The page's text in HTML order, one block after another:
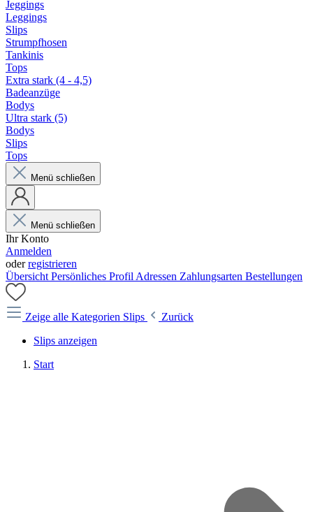
Jeggings
Leggings
Slips
Strumpfhosen
Tankinis
Tops
Extra stark (4 - 4,5)
Badeanzüge
Bodys
Ultra stark (5)
Bodys
Slips
Tops
Menü schließen
Menü schließen
Ihr Konto
Anmelden
oderregistrieren
Übersicht Persönliches Profil Adressen Zahlungsarten Bestellungen
Zeige alle Kategorien Slips
Zurück
Slips anzeigen
Start